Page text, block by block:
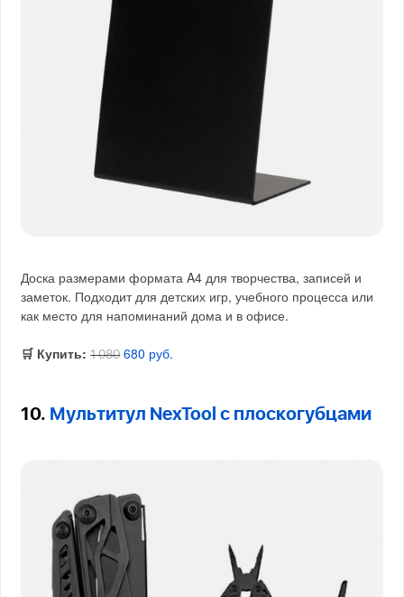
Доска размерами формата A4 для творчества, записей и
заметок. Подходит для детских игр, учебного процесса или
как место для напоминаний дома и в офисе.
🛒 Купить: 1 080 680 руб.
10. Мультитул NexTool с плоскогубцами